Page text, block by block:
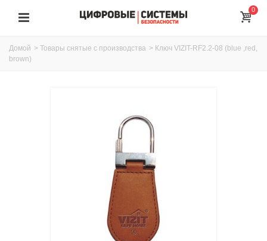
0
Домой > Товары снятые с производства > Ключ VIZIT-RF2.2-08 (blue ,red,
brown)